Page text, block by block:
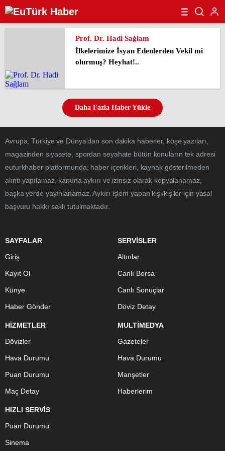
Prof. Dr. Hadi Sağlam
İlkelerimize İsyan Edenlerden Vekil mi
olurmuş? Heyhat!..
Daha Fazla Haber Yükle
Avrupa, Türkiye ve Dünya'dan son dakika haberler, köşe yazıları,
magazinden siyasete, spordan seyahate bütün konuların tek adresi
euturkhaber platformunda; haber içerikleri, kaynak gösterilmeden
alıntı yapılamaz, kanuna aykırı ve izinsiz olarak kopyalanamaz,
başka yerde yayınlanamaz. Aykırı işlem yapan kişi/kişiler için yasal
başvuru hakkı saklı tutulmaktadır.
SAYFALAR
Giriş
Kayıt Ol
Künye
Haber Gönder
SERVİSLER
Altınlar
Canlı Borsa
Canlı Sonuçlar
Döviz Detay
HİZMETLER
Dövizler
Hava Durumu
Puan Durumu
Maç Detay
MULTİMEDYA
Gazeteler
Hava Durumu
Manşetler
Haberlerim
HIZLI SERVİS
Puan Durumu
Sinema